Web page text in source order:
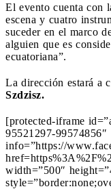
El evento cuenta con
escena y cuatro
suceder en el marco
alguien que es
ecuatoriana”.
La dirección estará a
Szdzisz.
[protected-iframe
95521297-99574856″
info=”https://
width=”500″